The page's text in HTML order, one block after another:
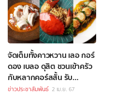
จัดเต็มทั้งคาวหวาน เลอ กอร์
ดอง เบลอ ดุสิต ชวนเข้าครัว
กับหลากคอร์สสั้น รับ
ซัมเมอร์
ข่าวประชาสัมพันธ์ 2 เม.ย. 67